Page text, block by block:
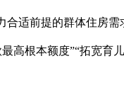
适前提的群体住房需
高根本额度”“拓宽育